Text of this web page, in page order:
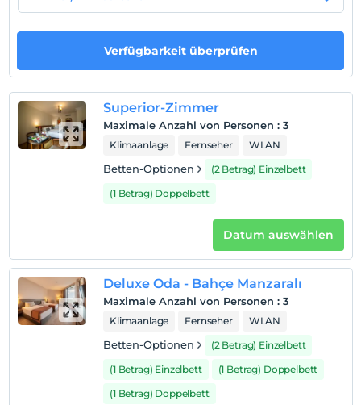
Haustiere nicht erlaubt
Rauchen
Rauchen im Zimmer verboten
Kind(er)
Der Aufenthalt für Kleinkinder bis zum Alter von 2 ist
kostenlos.
1 Der Aufenthalt für Kind(er) unter dem Alter von 7
ist/sind pro Zimmer kostenlos
Gültige Kartentypen
Verfügbarkeit überprüfen
Superior-Zimmer
Maximale Anzahl von Personen : 3
Klimaanlage Fernseher WLAN
Betten-Optionen
(2 Betrag) Einzelbett
(1 Betrag) Doppelbett
Datum auswählen
Deluxe Oda - Bahçe Manzaralı
Maximale Anzahl von Personen : 3
Klimaanlage Fernseher WLAN
Betten-Optionen
(2 Betrag) Einzelbett
(1 Betrag) Einzelbett
(1 Betrag) Doppelbett
(1 Betrag) Doppelbett